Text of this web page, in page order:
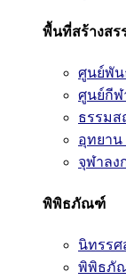
พื้นที่สร้างสร
ศูนย์พัน
ศูนย์กีฬ
ธรรมส
อุทยาน
จุฬาล
พิพิธภัณฑ์
นิทรรศ
พิพิธภั